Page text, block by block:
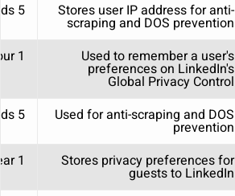
Stores user IP address for anti-
scraping and DOS prevention
5 seconds
Used to remember a user's
preferences on LinkedIn's
Global Privacy Control
1 hour
Used for anti-scraping and DOS
prevention
5 seconds
Stores privacy preferences for
guests to LinkedIn
1 year